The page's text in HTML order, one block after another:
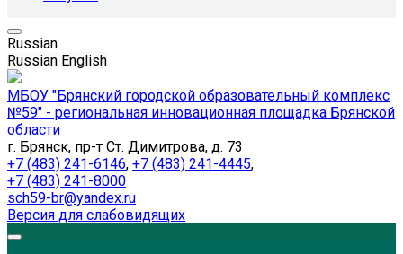
Russian
Russian English
МБОУ "Брянский городской образовательный комплекс
№59" - региональная инновационная площадка Брянской
области
г. Брянск, пр-т Ст. Димитрова, д. 73
+7 (483) 241-6146, +7 (483) 241-4445,
+7 (483) 241-8000
sch59-br@yandex.ru
Версия для слабовидящих